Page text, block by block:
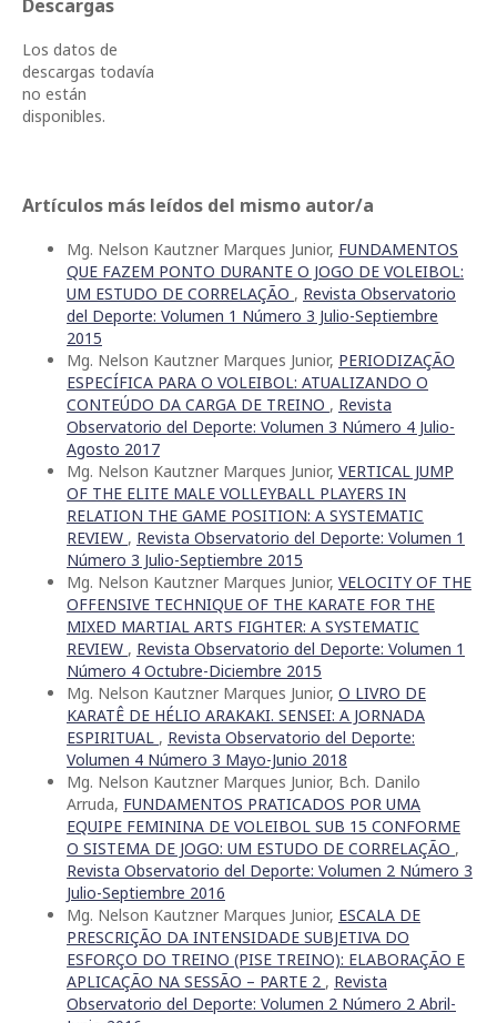
Descargas
Los datos de
descargas todavía
no están
disponibles.
Artículos más leídos del mismo autor/a
Mg. Nelson Kautzner Marques Junior, FUNDAMENTOS
QUE FAZEM PONTO DURANTE O JOGO DE VOLEIBOL:
UM ESTUDO DE CORRELAÇÃO , Revista Observatorio
del Deporte: Volumen 1 Número 3 Julio-Septiembre
2015
Mg. Nelson Kautzner Marques Junior, PERIODIZAÇÃO
ESPECÍFICA PARA O VOLEIBOL: ATUALIZANDO O
CONTEÚDO DA CARGA DE TREINO , Revista
Observatorio del Deporte: Volumen 3 Número 4 Julio-
Agosto 2017
Mg. Nelson Kautzner Marques Junior, VERTICAL JUMP
OF THE ELITE MALE VOLLEYBALL PLAYERS IN
RELATION THE GAME POSITION: A SYSTEMATIC
REVIEW , Revista Observatorio del Deporte: Volumen 1
Número 3 Julio-Septiembre 2015
Mg. Nelson Kautzner Marques Junior, VELOCITY OF THE
OFFENSIVE TECHNIQUE OF THE KARATE FOR THE
MIXED MARTIAL ARTS FIGHTER: A SYSTEMATIC
REVIEW , Revista Observatorio del Deporte: Volumen 1
Número 4 Octubre-Diciembre 2015
Mg. Nelson Kautzner Marques Junior, O LIVRO DE
KARATÊ DE HÉLIO ARAKAKI. SENSEI: A JORNADA
ESPIRITUAL , Revista Observatorio del Deporte:
Volumen 4 Número 3 Mayo-Junio 2018
Mg. Nelson Kautzner Marques Junior, Bch. Danilo
Arruda, FUNDAMENTOS PRATICADOS POR UMA
EQUIPE FEMININA DE VOLEIBOL SUB 15 CONFORME
O SISTEMA DE JOGO: UM ESTUDO DE CORRELAÇÃO ,
Revista Observatorio del Deporte: Volumen 2 Número 3
Julio-Septiembre 2016
Mg. Nelson Kautzner Marques Junior, ESCALA DE
PRESCRIÇÃO DA INTENSIDADE SUBJETIVA DO
ESFORÇO DO TREINO (PISE TREINO): ELABORAÇÃO E
APLICAÇÃO NA SESSÃO – PARTE 2 , Revista
Observatorio del Deporte: Volumen 2 Número 2 Abril-